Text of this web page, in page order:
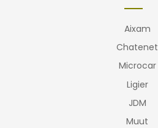
Aixam
Chatenet
Microcar
Ligier
JDM
Muut